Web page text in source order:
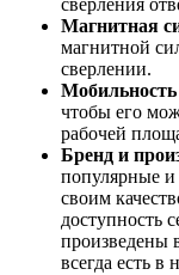
сверления
Магнитная
магнитной
сверлении.
Мобильность
чтобы его
рабочей
Бренд и
популярные
своим
доступность
произведены
всегда есть в